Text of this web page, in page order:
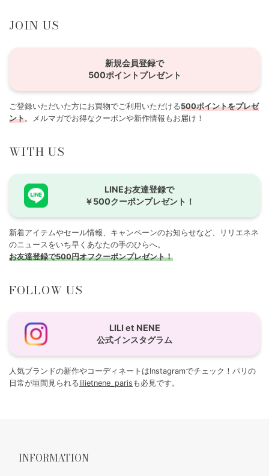
JOIN US
新規会員登録で
500ポイントプレゼント
ご登録いただいた方にお買物でご利用いただける500ポイントをプレゼ
ント。メルマガでお得なクーポンや新作情報もお届け！
WITH US
LINEお友達登録で
￥500クーポンプレゼント！
新着アイテムやセール情報、キャンペーンのお知らせなど、リリエネネ
のニュースをいち早くあなたの手のひらへ。
お友達登録で500円オフクーポンプレゼント！
FOLLOW US
LILI et NENE
公式インスタグラム
人気ブランドの新作やコーディネートはInstagramでチェック！パリの
日常が垣間見られるlilietnene_paris も必見です。
INFORMATION